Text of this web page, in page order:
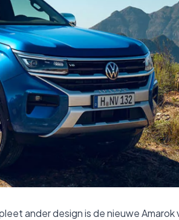
ander design is de nieuwe Amarok